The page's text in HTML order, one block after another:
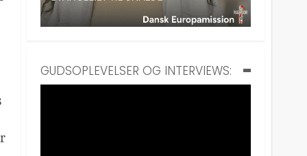
GUDSOPLEVELSER OG INTERVIEWS: